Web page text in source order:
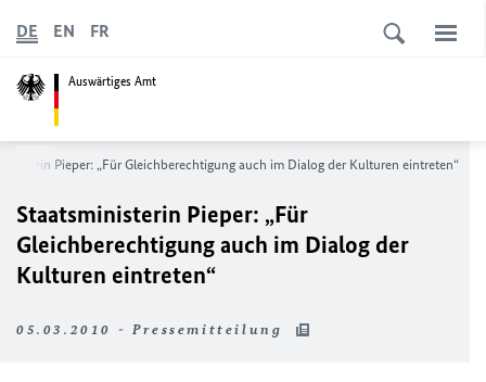
Auswärtiges Amt
DE EN FR
Pieper: „Für Gleichberechtigung auch im Dialog der Kulturen eintreten“
Staatsministerin Pieper: „Für
Gleichberechtigung auch im Dialog der
Kulturen eintreten“
05.03.2010 - Pressemitteilung